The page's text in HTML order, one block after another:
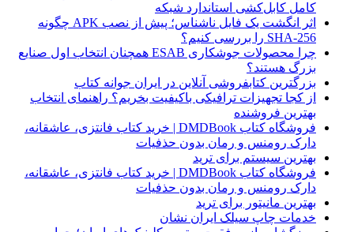
کامل کابل‌کشی استاندارد شبکه
اثر انگشت یک فایل ناشناس؛ پیش از نصب APK چگونه
SHA-256 را بررسی کنیم؟
چرا محصولات جوشکاری ESAB همچنان انتخاب اول صنایع
بزرگ هستند؟
بزرگترین کتابفروشی آنلاین در ایران جوانه کتاب
از کجا تجهیزات ترافیکی باکیفیت بخریم؟ راهنمای انتخاب
بهترین فروشنده
فروشگاه کتاب DMDBook | خرید کتاب فانتزی، عاشقانه،
دارک رومنس و رمان بدون حذفیات
بهترین سیستم برای ترید
فروشگاه کتاب DMDBook | خرید کتاب فانتزی، عاشقانه،
دارک رومنس و رمان بدون حذفیات
بهترین مانیتور برای ترید
خدمات چاپ سیلک ایران نشان